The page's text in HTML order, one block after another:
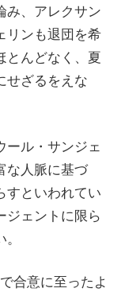
み、アレクサン
リンも退団を希
とんどなく、夏
せざるをえな
ール・サンジェ
な人脈に基づ
すといわれてい
ジェントに限ら
合意に至ったよ